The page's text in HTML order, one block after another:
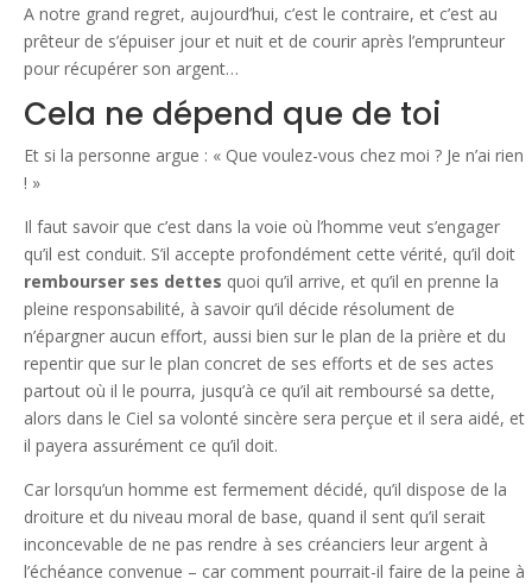
A notre grand regret, aujourd’hui, c’est le contraire, et c’est au
prêteur de s’épuiser jour et nuit et de courir après l’emprunteur
pour récupérer son argent…
Cela ne dépend que de toi
Et si la personne argue : « Que voulez-vous chez moi ? Je n’ai rien
! »
Il faut savoir que c’est dans la voie où l’homme veut s’engager
qu’il est conduit. S’il accepte profondément cette vérité, qu’il doit
rembourser ses dettes quoi qu’il arrive, et qu’il en prenne la
pleine responsabilité, à savoir qu’il décide résolument de
n’épargner aucun effort, aussi bien sur le plan de la prière et du
repentir que sur le plan concret de ses efforts et de ses actes
partout où il le pourra, jusqu’à ce qu’il ait remboursé sa dette,
alors dans le Ciel sa volonté sincère sera perçue et il sera aidé, et
il payera assurément ce qu’il doit.
Car lorsqu’un homme est fermement décidé, qu’il dispose de la
droiture et du niveau moral de base, quand il sent qu’il serait
inconcevable de ne pas rendre à ses créanciers leur argent à
l’échéance convenue – car comment pourrait-il faire de la peine à